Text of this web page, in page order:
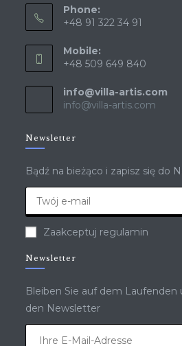
Phone:
+48 91 322 34 91
Mobile:
+48 509 649 840
info@villa-artis.com
info@villa-artis.com
Newsletter
Bądź na bieżąco i zapisz się do
Zaakceptuj regulamin
Newsletter
Bleiben Sie auf dem Laufenden
den Newsletter